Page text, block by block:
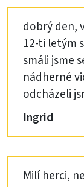
dobrý den,
12-ti letým
smáli jsme
nádherné
odcházeli
Ingrid
Milí herci,